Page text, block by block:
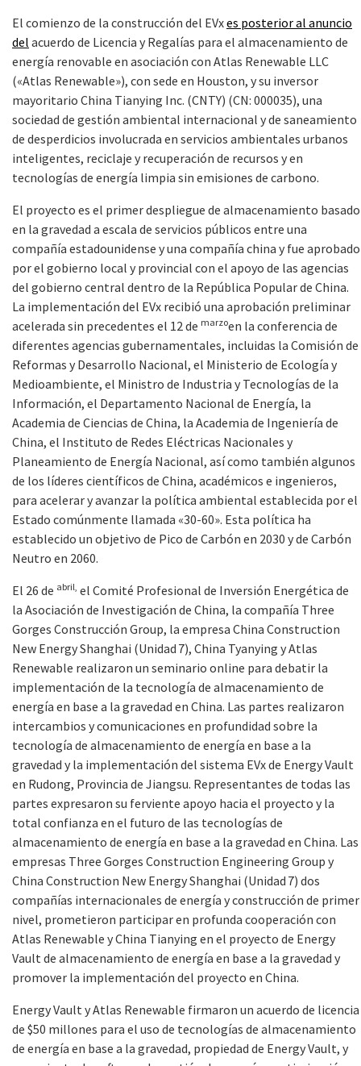
El comienzo de la construcción del EVxes posterior al anuncio
del acuerdo de Licencia y Regalías para el almacenamiento de
energía renovable en asociación con Atlas Renewable LLC
(«Atlas Renewable»), con sede en Houston, y su inversor
mayoritario China Tianying Inc. (CNTY) (CN: 000035), una
sociedad de gestión ambiental internacional y de saneamiento
de desperdicios involucrada en servicios ambientales urbanos
inteligentes, reciclaje y recuperación de recursos y en
tecnologías de energía limpia sin emisiones de carbono.
El proyecto es el primer despliegue de almacenamiento basado
en la gravedad a escala de servicios públicos entre una
compañía estadounidense y una compañía china y fue aprobado
por el gobierno local y provincial con el apoyo de las agencias
del gobierno central dentro de la República Popular de China.
La implementación del EVx recibió una aprobación preliminar
acelerada sin precedentes el 12 de marzoen la conferencia de
diferentes agencias gubernamentales, incluidas la Comisión de
Reformas y Desarrollo Nacional, el Ministerio de Ecología y
Medioambiente, el Ministro de Industria y Tecnologías de la
Información, el Departamento Nacional de Energía, la
Academia de Ciencias de China, la Academia de Ingeniería de
China, el Instituto de Redes Eléctricas Nacionales y
Planeamiento de Energía Nacional, así como también algunos
de los líderes científicos de China, académicos e ingenieros,
para acelerar y avanzar la política ambiental establecida por el
Estado comúnmente llamada «30-60». Esta política ha
establecido un objetivo de Pico de Carbón en 2030 y de Carbón
Neutro en 2060.
El 26 de abril, el Comité Profesional de Inversión Energética de
la Asociación de Investigación de China, la compañía Three
Gorges Construcción Group, la empresa China Construction
New Energy Shanghai (Unidad 7), China Tyanying y Atlas
Renewable realizaron un seminario online para debatir la
implementación de la tecnología de almacenamiento de
energía en base a la gravedad en China. Las partes realizaron
intercambios y comunicaciones en profundidad sobre la
tecnología de almacenamiento de energía en base a la
gravedad y la implementación del sistema EVx de Energy Vault
en Rudong, Provincia de Jiangsu. Representantes de todas las
partes expresaron su ferviente apoyo hacia el proyecto y la
total confianza en el futuro de las tecnologías de
almacenamiento de energía en base a la gravedad en China. Las
empresas Three Gorges Construction Engineering Group y
China Construction New Energy Shanghai (Unidad 7) dos
compañías internacionales de energía y construcción de primer
nivel, prometieron participar en profunda cooperación con
Atlas Renewable y China Tianying en el proyecto de Energy
Vault de almacenamiento de energía en base a la gravedad y
promover la implementación del proyecto en China.
Energy Vault y Atlas Renewable firmaron un acuerdo de licencia
de $50 millones para el uso de tecnologías de almacenamiento
de energía en base a la gravedad, propiedad de Energy Vault, y